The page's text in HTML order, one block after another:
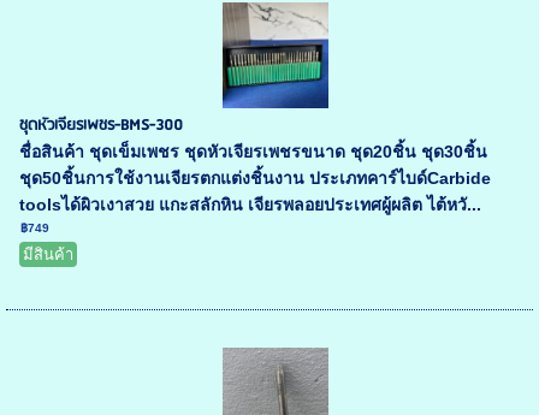
ชุดหัวเจียรเพชร-BMS-300
ชื่อสินค้า ชุดเข็มเพชร ชุดหัวเจียรเพชรขนาด ชุด20ชิ้น ชุด30ชิ้น
ชุด50ชิ้นการใช้งานเจียรตกแต่งชิ้นงาน ประเภทคาร์ไบด์Carbide
toolsได้ผิวเงาสวย แกะสลักหิน เจียรพลอยประเทศผู้ผลิต ไต้หวั...
฿749
มีสินค้า